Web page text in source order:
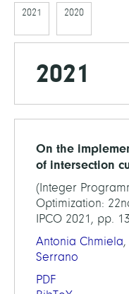
2021 2020
2021
On the
of intersection
(Integer
Optimization:
IPCO 2021, pp.
Antonia Chmiela
Serrano
PDF